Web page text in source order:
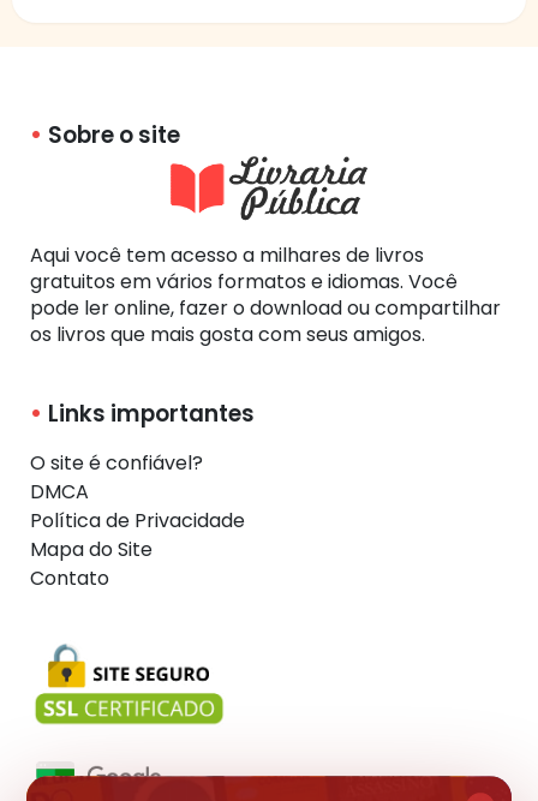
Sobre o site
Aqui você tem acesso a milhares de livros
gratuitos em vários formatos e idiomas. Você
pode ler online, fazer o download ou compartilhar
os livros que mais gosta com seus amigos.
Links importantes
O site é confiável?
DMCA
Política de Privacidade
Mapa do Site
Contato